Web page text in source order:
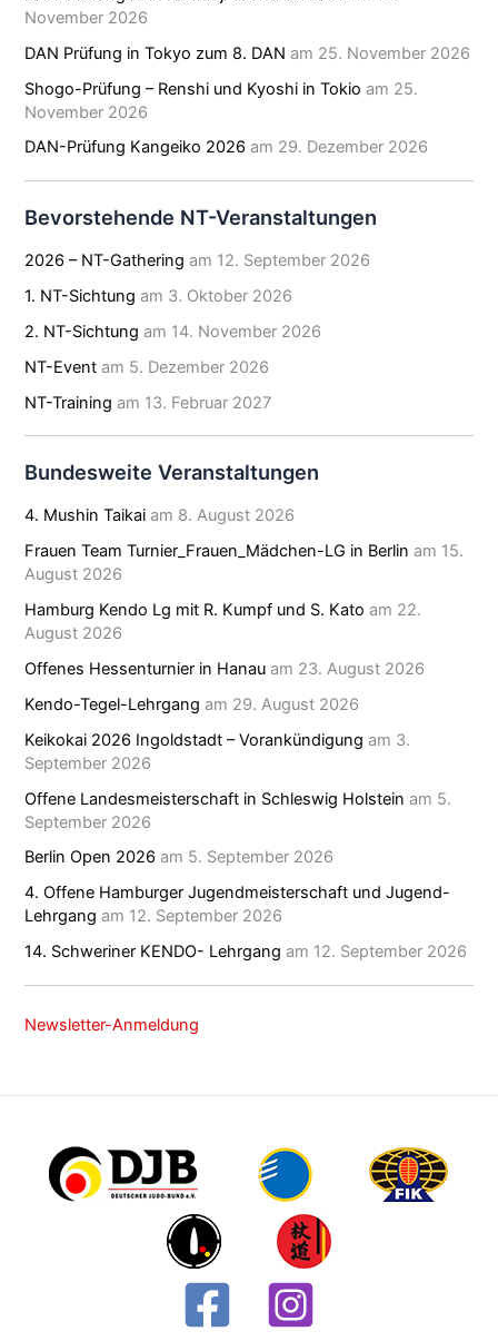
November 2026
DAN Prüfung in Tokyo zum 8. DAN am 25. November 2026
Shogo-Prüfung – Renshi und Kyoshi in Tokio am 25.
November 2026
DAN-Prüfung Kangeiko 2026 am 29. Dezember 2026
Bevorstehende NT-Veranstaltungen
2026 – NT-Gathering am 12. September 2026
1. NT-Sichtung am 3. Oktober 2026
2. NT-Sichtung am 14. November 2026
NT-Event am 5. Dezember 2026
NT-Training am 13. Februar 2027
Bundesweite Veranstaltungen
4. Mushin Taikai am 8. August 2026
Frauen Team Turnier_Frauen_Mädchen-LG in Berlin am 15.
August 2026
Hamburg Kendo Lg mit R. Kumpf und S. Kato am 22.
August 2026
Offenes Hessenturnier in Hanau am 23. August 2026
Kendo-Tegel-Lehrgang am 29. August 2026
Keikokai 2026 Ingoldstadt – Vorankündigung am 3.
September 2026
Offene Landesmeisterschaft in Schleswig Holstein am 5.
September 2026
Berlin Open 2026 am 5. September 2026
4. Offene Hamburger Jugendmeisterschaft und Jugend-
Lehrgang am 12. September 2026
14. Schweriner KENDO- Lehrgang am 12. September 2026
Newsletter-Anmeldung